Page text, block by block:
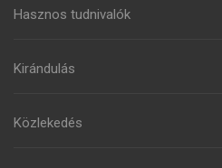
Hasznos tudnivalók
Kirándulás
Közlekedés